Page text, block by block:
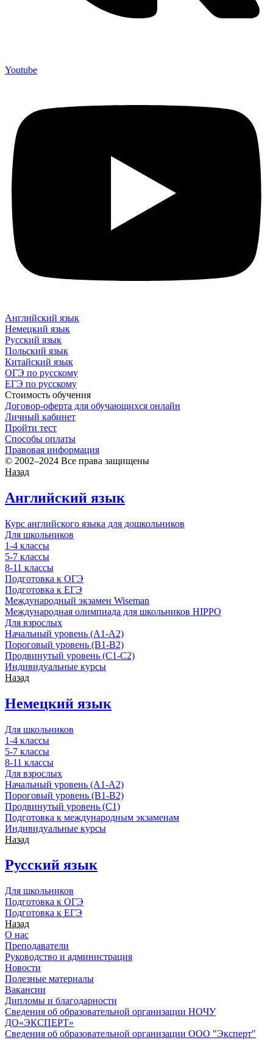
Youtube
Английский язык
Немецкий язык
Русский язык
Польский язык
Китайский язык
ОГЭ по русскому
ЕГЭ по русскому
Стоимость обучения
Договор-оферта для обучающихся онлайн
Личный кабинет
Пройти тест
Способы оплаты
Правовая информация
© 2002–2024 Все права защищены
Назад
Английский язык
Курс английского языка для дошкольников
Для школьников
1-4 классы
5-7 классы
8-11 классы
Подготовка к ОГЭ
Подготовка к ЕГЭ
Международный экзамен Wiseman
Международная олимпиада для школьников HIPPO
Для взрослых
Начальный уровень (А1-А2)
Пороговый уровень (В1-В2)
Продвинутый уровень (С1-С2)
Индивидуальные курсы
Назад
Немецкий язык
Для школьников
1-4 классы
5-7 классы
8-11 классы
Для взрослых
Начальный уровень (А1-А2)
Пороговый уровень (В1-В2)
Продвинутый уровень (С1)
Подготовка к международным экзаменам
Индивидуальные курсы
Назад
Русский язык
Для школьников
Подготовка к ОГЭ
Подготовка к ЕГЭ
Назад
О нас
Преподаватели
Руководство и администрация
Новости
Полезные материалы
Вакансии
Дипломы и благодарности
Сведения об образовательной организации НОЧУ
ДО«ЭКСПЕРТ»
Сведения об образовательной организации ООО "Эксперт"